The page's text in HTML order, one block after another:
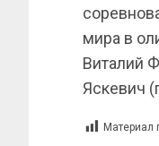
мира в
Виталий
Яскевич
Материал